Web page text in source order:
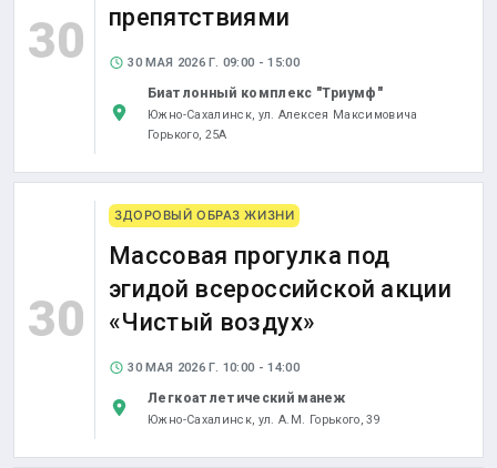
30
препятствиями
30 МАЯ 2026 Г. 09:00 - 15:00
Биатлонный комплекс "Триумф"
Южно-Сахалинск, ул. Алексея Максимовича
Горького, 25А
30
ЗДОРОВЫЙ ОБРАЗ ЖИЗНИ
Массовая прогулка под
эгидой всероссийской акции
«Чистый воздух»
30 МАЯ 2026 Г. 10:00 - 14:00
Легкоатлетический манеж
Южно-Сахалинск, ул. А.М. Горького, 39